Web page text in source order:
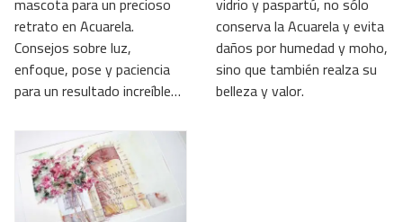
retrato en Acuarela.
Consejos sobre luz,
enfoque, pose y paciencia
para un resultado increíble…
conserva la Acuarela y evita
daños por humedad y moho,
sino que también realza su
belleza y valor.